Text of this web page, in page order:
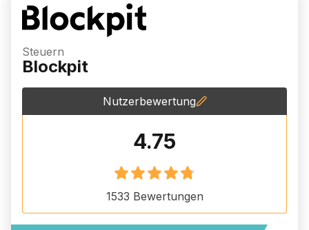
Steuern
Blockpit
Nutzerbewertung
4.75
1533 Bewertungen